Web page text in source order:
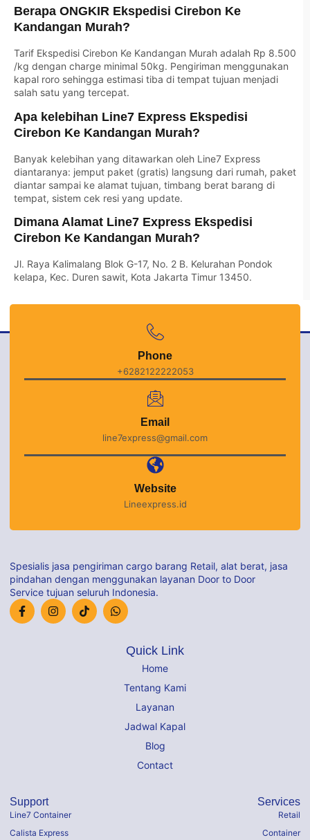
Berapa ONGKIR Ekspedisi Cirebon Ke
Kandangan Murah?
Tarif Ekspedisi Cirebon Ke Kandangan Murah adalah Rp 8.500
/kg dengan charge minimal 50kg. Pengiriman menggunakan
kapal roro sehingga estimasi tiba di tempat tujuan menjadi
salah satu yang tercepat.
Apa kelebihan Line7 Express Ekspedisi
Cirebon Ke Kandangan Murah?
Banyak kelebihan yang ditawarkan oleh Line7 Express
diantaranya: jemput paket (gratis) langsung dari rumah, paket
diantar sampai ke alamat tujuan, timbang berat barang di
tempat, sistem cek resi yang update.
Dimana Alamat Line7 Express Ekspedisi
Cirebon Ke Kandangan Murah?
Jl. Raya Kalimalang Blok G-17, No. 2 B. Kelurahan Pondok
kelapa, Kec. Duren sawit, Kota Jakarta Timur 13450.
Phone
+6282122222053
Email
line7express@gmail.com
Website
Lineexpress.id
Spesialis jasa pengiriman cargo barang Retail, alat berat, jasa
pindahan dengan menggunakan layanan Door to Door
Service tujuan seluruh Indonesia.
Quick Link
Home
Tentang Kami
Layanan
Jadwal Kapal
Blog
Contact
Support
Line7 Container
Calista Express
Services
Retail
Container